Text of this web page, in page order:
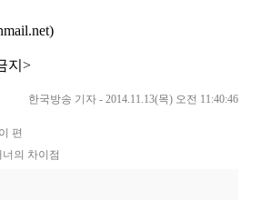
지>
한국방송 기자 - 2014.11.13(목) 오전 11:40:46
편
의 차이점